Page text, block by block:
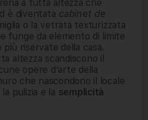
a tutta altezza che
è diventata cabinet de
o la vetrata texturizzata
funge da elemento di limite
riservate della casa.
altezza scandiscono il
opere d’arte della
che nascondono il locale
pulizia e la semplicità